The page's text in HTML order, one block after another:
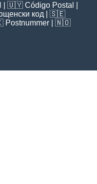
| 🇺🇾 Código Postal
код | 🇸🇪
Postnummer | 🇳🇴